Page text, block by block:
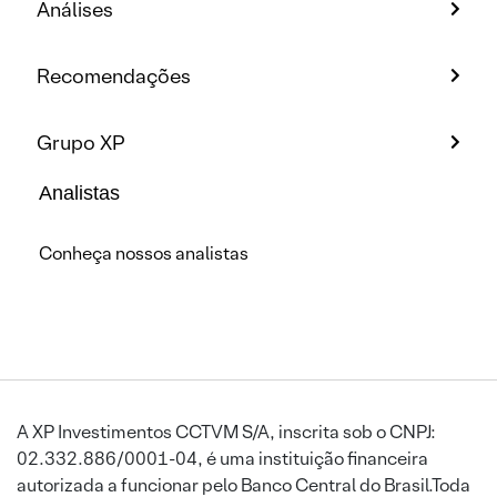
Análises
Recomendações
Grupo XP
Analistas
Conheça nossos analistas
A XP Investimentos CCTVM S/A, inscrita sob o CNPJ:
02.332.886/0001-04, é uma instituição financeira
autorizada a funcionar pelo Banco Central do Brasil.Toda